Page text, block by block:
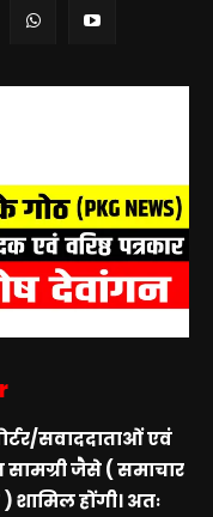
सवाददाताओं एवं
सामग्री जैसे ( समाचार
शामिल होंगी। अतः